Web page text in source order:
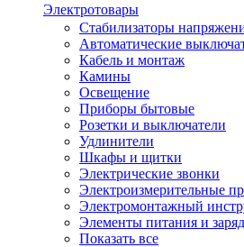
Электротовары
Cтабилизаторы
Автоматические
Кабель и монтаж
Камины
Освещение
Приборы бытовые
Розетки и выключатели
Удлинители
Шкафы и щитки
Электрические звонки
Электроизмерительные
Электромонтажный
Элементы питания и
Показать все